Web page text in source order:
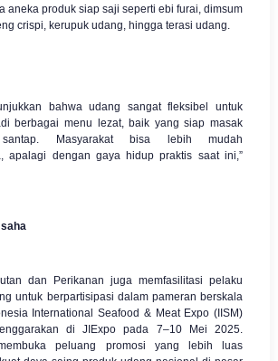
aneka produk siap saji seperti ebi furai, dimsum
crispi, kerupuk udang, hingga terasi udang.
bahwa udang sangat fleksibel untuk
berbagai menu lezat, baik yang siap masak
Masyarakat bisa lebih mudah
apalagi dengan gaya hidup praktis saat ini,”
dan Perikanan juga memfasilitasi pelaku
untuk berpartisipasi dalam pameran berskala
International Seafood & Meat Expo (IISM)
di JIExpo pada 7–10 Mei 2025.
peluang promosi yang lebih luas